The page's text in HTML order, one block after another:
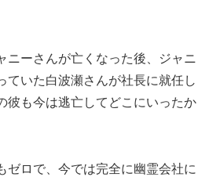
ニーさんが亡くなった後、ジャニ
ていた白波瀬さんが社長に就任し
彼も今は逃亡してどこにいったか
ゼロで、今では完全に幽霊会社に